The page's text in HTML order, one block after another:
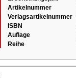
Artikelnummer
Verlagsartikelnummer
ISBN
Auflage
Reihe